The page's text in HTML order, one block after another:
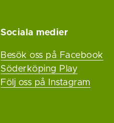
Sociala medier
Besök oss på Facebook
Söderköping Play
Följ oss på Instagram